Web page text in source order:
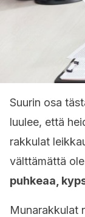
Suurin osa
luulee, että
rakkulat
välttämättä
puhkeaa,
Munarakkulat